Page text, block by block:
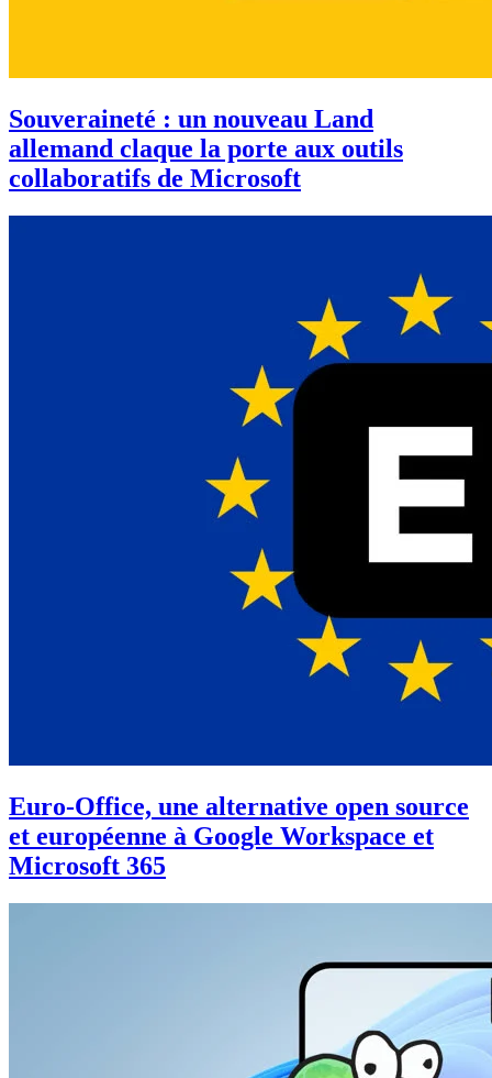
Souveraineté : un nouveau Land
allemand claque la porte aux outils
collaboratifs de Microsoft
Euro-Office, une alternative open source
et européenne à Google Workspace et
Microsoft 365